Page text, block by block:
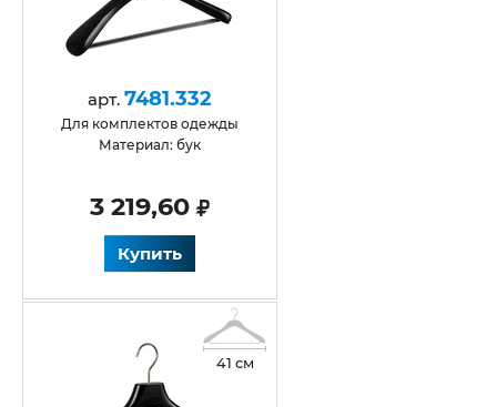
арт. 7481.332
для комплектов одежды
Материал: бук
3 219,60
Купить
41 см